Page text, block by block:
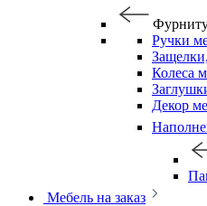
Ручки
Колеса
Декор
Мебель на заказ